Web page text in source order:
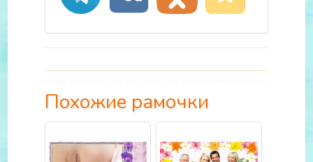
Похожие рамочки